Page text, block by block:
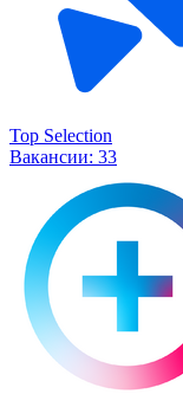
Top Selection
Вакансии: 33